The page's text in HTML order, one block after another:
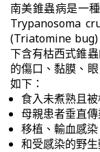
南美錐蟲病是一
Trypanosoma
(Triatomine bug)
下含有枯西式錐
的傷口、黏膜、
如下：
食入未煮熟且
母親患者垂直
移植、輸血感染
和受感染的野